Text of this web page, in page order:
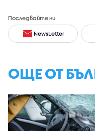
Последвайте ни
NewsLetter
ОЩЕ ОТ